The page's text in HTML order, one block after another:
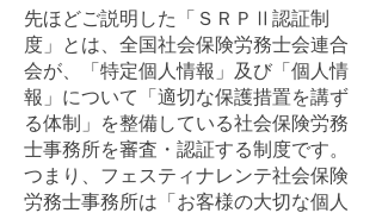
​先ほどご説明した「 ＳＲＰⅡ 認証制
度」とは、 全国社会保険労務士会連合
会が 、「特定個人情報」及び「個人情
報」について「適切な保護措置を講ず
る体制」を整備している社会保険労務
士事務所を審査・認証する制度です。
つまり、フェスティナレンテ社会保険
労務士事務所は「お客様の大切な個人